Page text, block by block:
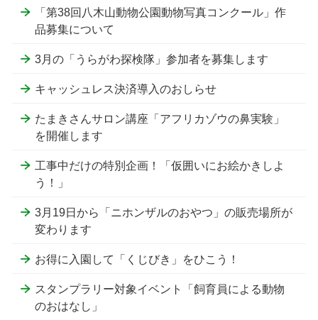
「第38回八木山動物公園動物写真コンクール」作
品募集について
3月の「うらがわ探検隊」参加者を募集します
キャッシュレス決済導入のおしらせ
たまきさんサロン講座「アフリカゾウの鼻実験」
を開催します
工事中だけの特別企画！「仮囲いにお絵かきしよ
う！」
3月19日から「ニホンザルのおやつ」の販売場所が
変わります
お得に入園して「くじびき」をひこう！
スタンプラリー対象イベント「飼育員による動物
のおはなし」